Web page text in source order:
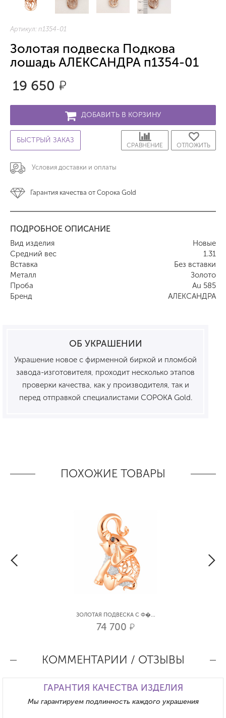
Артикул: п1354-01
Золотая подвеска Подкова
лошадь АЛЕКСАНДРА п1354-01
19 650 р.
ДОБАВИТЬ В КОРЗИНУ
БЫСТРЫЙ ЗАКАЗ
ОТЛОЖИТЬ
СРАВНЕНИЕ
Условия доставки и оплаты
Гарантия качества от Сорока Gold
ПОДРОБНОЕ ОПИСАНИЕ
Вид изделия
Новые
Средний вес
1.31
Вставка
Без вставки
Металл
Золото
Проба
Au 585
Бренд
АЛЕКСАНДРА
ОБ УКРАШЕНИИ
Украшение новое с фирменной биркой и пломбой
завода-изготовителя, проходит несколько этапов
проверки качества, как у производителя, так и
перед отправкой специалистами СОРОКА Gold.
ПОХОЖИЕ ТОВАРЫ
ЗОЛОТАЯ ПОДВЕСКА С Ф�...
74 700 р.
КОММЕНТАРИИ / ОТЗЫВЫ
ГАРАНТИЯ КАЧЕСТВА ИЗДЕЛИЯ
Мы гарантируем подлинность каждого украшения